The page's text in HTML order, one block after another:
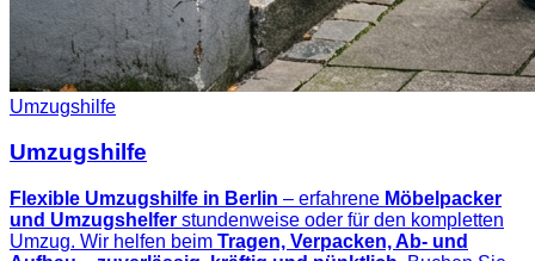
Umzugshilfe
Umzugshilfe
Flexible Umzugshilfe in Berlin – erfahrene Möbelpacker
und Umzugshelfer stundenweise oder für den kompletten
Umzug. Wir helfen beim Tragen, Verpacken, Ab- und